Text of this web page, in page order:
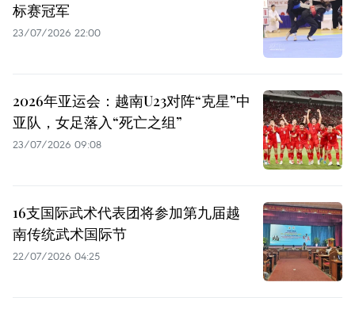
标赛冠军
23/07/2026 22:00
2026年亚运会：越南U23对阵“克星”中
亚队，女足落入“死亡之组”
23/07/2026 09:08
16支国际武术代表团将参加第九届越
南传统武术国际节
22/07/2026 04:25